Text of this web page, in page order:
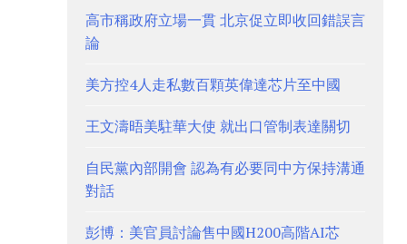
高市稱政府立場一貫 北京促立即收回錯誤言
論
美方控4人走私數百顆英偉達芯片至中國
王文濤晤美駐華大使 就出口管制表達關切
自民黨內部開會 認為有必要同中方保持溝通
對話
彭博：美官員討論售中國H200高階AI芯